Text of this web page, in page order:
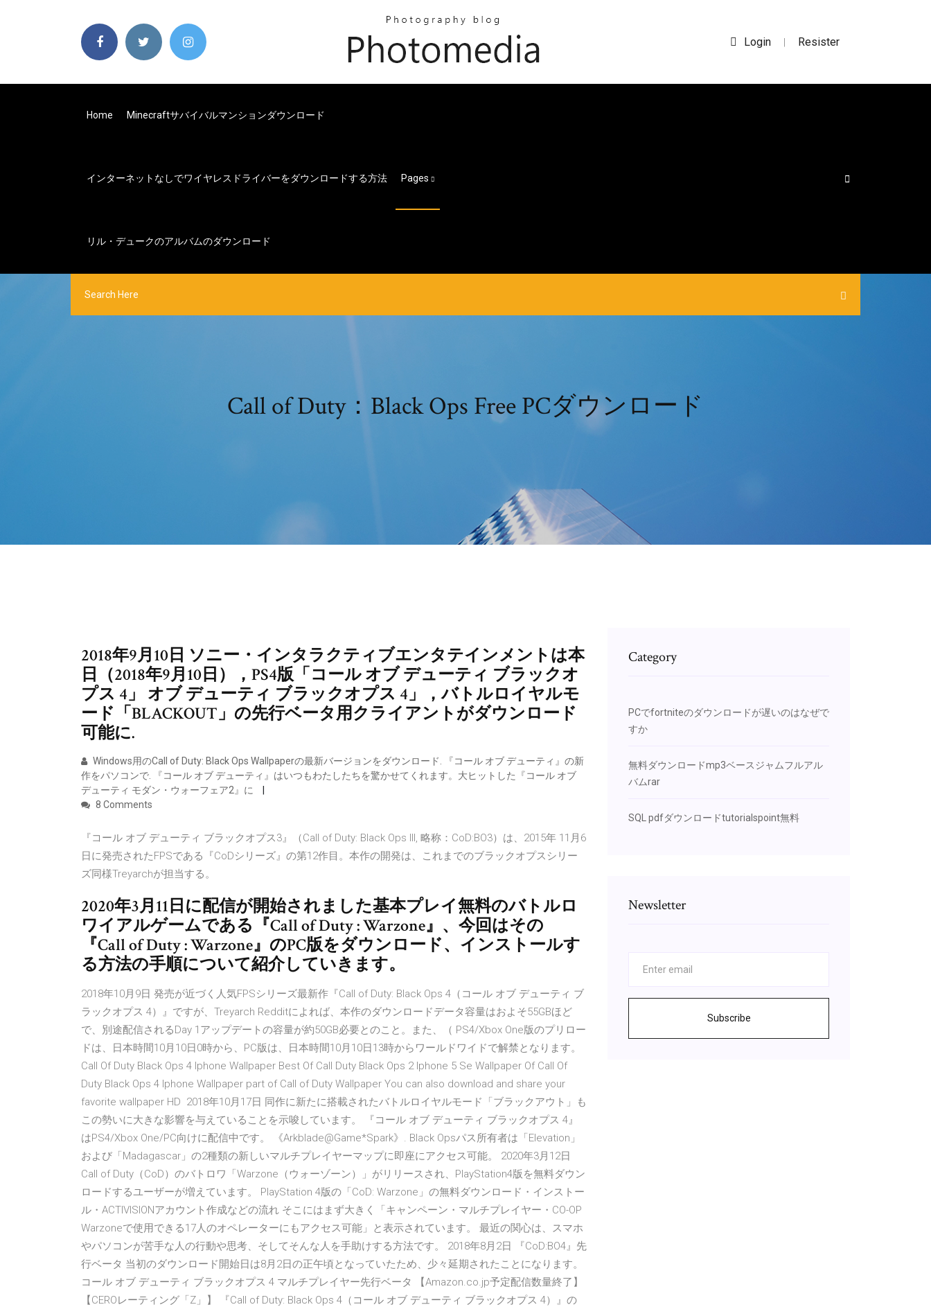
Login | Resister
Home Minecraftサバイバルマンションダウンロード
インターネットなしでワイヤレスドライバーをダウンロードする方法 Pages
リル・デュークのアルバムのダウンロード
Call of Duty：Black Ops Free PCダウンロード
2018年9月10日 ソニー・インタラクティブエンタテインメントは本
日（2018年9月10日），PS4版「コール オブ デューティ ブラックオ
プス 4」 オブ デューティ ブラックオプス 4」，バトルロイヤルモ
ード「BLACKOUT」の先行ベータ用クライアントがダウンロード
可能に.
Windows用のCall of Duty: Black Ops Wallpaperの最新バージョンをダウンロード. 『コール オブ デューティ』の新
作をパソコンで. 『コール オブ デューティ』はいつもわたしたちを驚かせてくれます。大ヒットした『コール オブ
デューティ モダン・ウォーフェア2』に
8 Comments
『コール オブ デューティ ブラックオプス3』（Call of Duty: Black Ops III, 略称：CoD:BO3）は、2015年 11月6
日に発売されたFPSである『CoDシリーズ』の第12作目。本作の開発は、これまでのブラックオプスシリー
ズ同様Treyarchが担当する。
2020年3月11日に配信が開始されました基本プレイ無料のバトルロ
ワイアルゲームである『Call of Duty : Warzone』、今回はその
『Call of Duty : Warzone』のPC版をダウンロード、インストールす
る方法の手順について紹介していきます。
2018年10月9日 発売が近づく人気FPSシリーズ最新作『Call of Duty: Black Ops 4（コール オブ デューティ ブ
ラックオプス 4）』ですが、Treyarch Redditによれば、本作のダウンロードデータ容量はおよそ55GBほど
で、別途配信されるDay 1アップデートの容量が約50GB必要とのこと。また、（ PS4/Xbox One版のプリロー
ドは、日本時間10月10日0時から、PC版は、日本時間10月10日13時からワールドワイドで解禁となります。
Call Of Duty Black Ops 4 Iphone Wallpaper Best Of Call Duty Black Ops 2 Iphone 5 Se Wallpaper Of Call Of
Duty Black Ops 4 Iphone Wallpaper part of Call of Duty Wallpaper You can also download and share your
favorite wallpaper HD 2018年10月17日 同作に新たに搭載されたバトルロイヤルモード「ブラックアウト」も
この勢いに大きな影響を与えていることを示唆しています。 『コール オブ デューティ ブラックオプス 4』
はPS4/Xbox One/PC向けに配信中です。 《Arkblade@Game*Spark》. Black Opsパス所有者は「Elevation」
および「Madagascar」の2種類の新しいマルチプレイヤーマップに即座にアクセス可能。 2020年3月12日
Call of Duty（CoD）のバトロワ「Warzone（ウォーゾーン）」がリリースされ、PlayStation4版を無料ダウン
ロードするユーザーが増えています。 PlayStation 4版の「CoD: Warzone」の無料ダウンロード・インストー
ル・ACTIVISIONアカウント作成などの流れ そこにはまず大きく「キャンペーン・マルチプレイヤー・CO-OP
Warzoneで使用できる17人のオペレーターにもアクセス可能」と表示されています。 最近の関心は、スマホ
やパソコンが苦手な人の行動や思考、そしてそんな人を手助けする方法です。 2018年8月2日 『CoD:BO4』先
行ベータ 当初のダウンロード開始日は8月2日の正午頃となっていたため、少々延期されたことになります。
コール オブ デューティ ブラックオプス 4 マルチプレイヤー先行ベータ 【Amazon.co.jp予定配信数量終了】
【CEROレーティング「Z」】 『Call of Duty: Black Ops 4（コール オブ デューティ ブラックオプス 4）』の
Category
PCでfortniteのダウンロードが遅いのはなぜで
すか
無料ダウンロードmp3ベースジャムフルアル
バムrar
SQL pdfダウンロードtutorialspoint無料
Newsletter
Subscribe